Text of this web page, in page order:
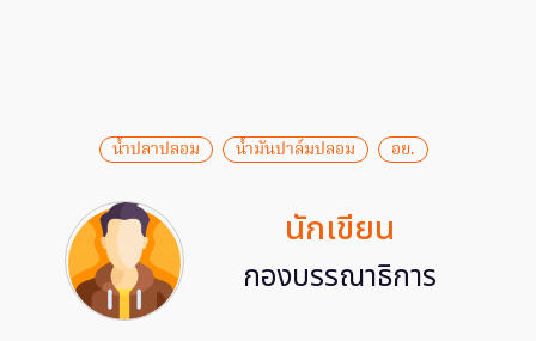
น้ำปลาปลอม น้ำมันปาล์มปลอม อย.
นักเขียน
กองบรรณาธิการ